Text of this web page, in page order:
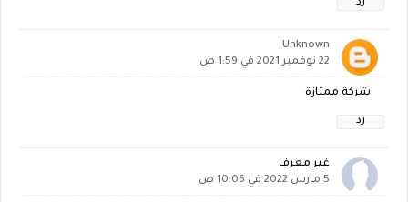
رد
Unknown
22 نوفمبر 2021 في 1:59 ص
شركة ممتازة
رد
غير معرف
5 مارس 2022 في 10:06 ص